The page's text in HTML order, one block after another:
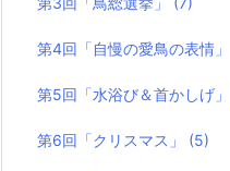
第4回「自慢の愛鳥の表情」
第5回「水浴び＆首かしげ」
第6回「クリスマス」 (5)